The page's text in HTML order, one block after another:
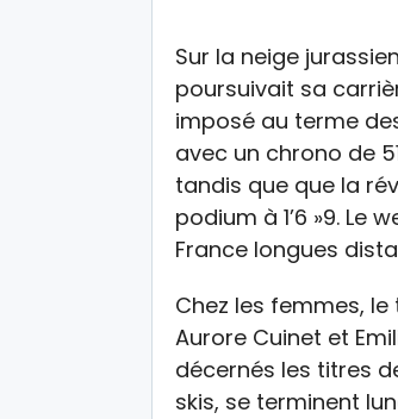
Sur la neige
poursuivait sa
imposé au terme
avec un chrono de
tandis que que la
podium à 1’6 »9.
France longues
Chez les femmes,
Aurore Cuinet et
décernés les titres
skis, se terminent